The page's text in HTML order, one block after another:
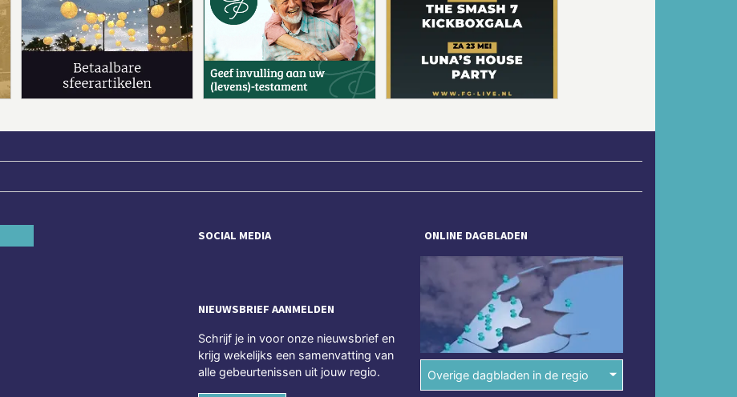
SOCIAL MEDIA
NIEUWSBRIEF AANMELDEN
Schrijf je in voor onze nieuwsbrief en
krijg wekelijks een samenvatting van
alle gebeurtenissen uit jouw regio.
ONLINE DAGBLADEN
Overige dagbladen in de regio